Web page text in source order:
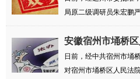
局原二级调研员朱宏鹏
安徽宿州市埇桥
审判...
日前，经中共宿州市埇
对宿州市埇桥区人民法